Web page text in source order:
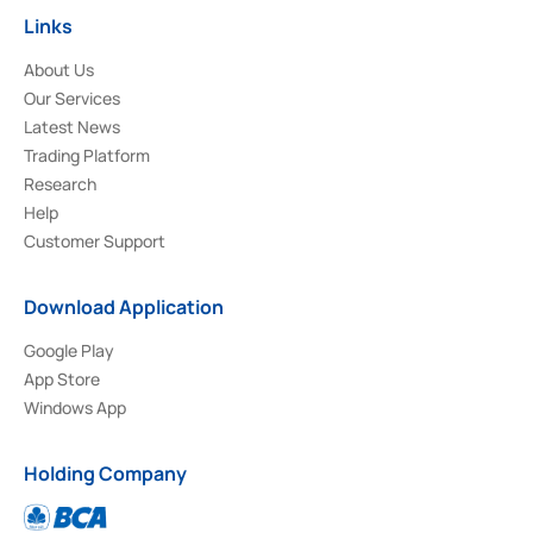
Links
About Us
Our Services
Latest News
Trading Platform
Research
Help
Customer Support
Download Application
Google Play
App Store
Windows App
Holding Company